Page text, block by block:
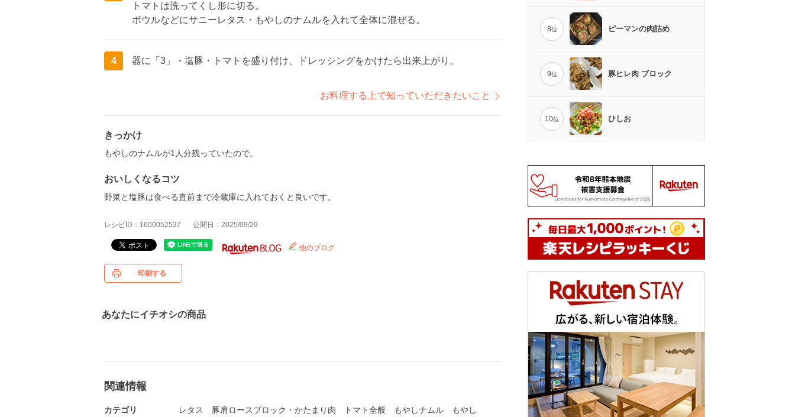
トマトは洗ってくし形に切る。
ボウルなどにサニーレタス・もやしのナムルを入れて全体に混ぜる。
4 器に「3」・塩豚・トマトを盛り付け、ドレッシングをかけたら出来上がり。
お料理する上で知っていただきたいこと
きっかけ
もやしのナムルが1人分残っていたので。
おいしくなるコツ
野菜と塩豚は食べる直前まで冷蔵庫に入れておくと良いです。
レシピID：1600052527 公開日：2025/09/29
他のブログ
印刷する
あなたにイチオシの商品
関連情報
カテゴリ レタス 豚肩ロースブロック・かたまり肉 トマト全般 もやしナムル もやし
8位 ピーマンの肉詰め
9位 豚ヒレ肉 ブロック
10位 ひしお